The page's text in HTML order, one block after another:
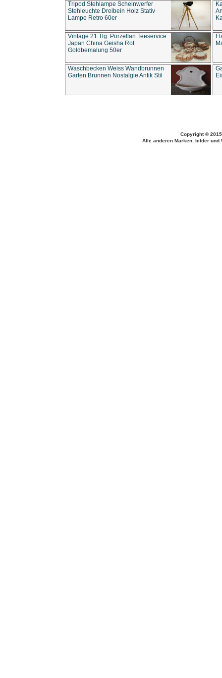
Tripod Stehlampe Scheinwerfer
Stehleuchte Dreibein Holz Stativ
Lampe Retro 60er
Vintage 21 Tlg. Porzellan Teeservice
Japan China Geisha Rot
Goldbemalung 50er
Waschbecken Weiss Wandbrunnen
Garten Brunnen Nostalgie Antik Stil
Copyright ©
Alle anderen Marken, bilder und